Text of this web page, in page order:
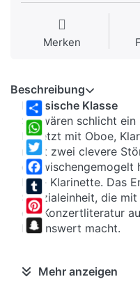
Merken
Share
WhatsApp
Twitter
Facebook
Tumblr
Pinterest
Beschreibung
Klassische Klasse
Sie wären schlicht ein
besetzt mit Oboe,
nicht zwei clevere
dazwischengemogelt
Baß- Klarinette. Das
Spezialeinheit, die
der Konzertliteratur
hörenswert macht.
Klare Linie
Mehr anzeigen